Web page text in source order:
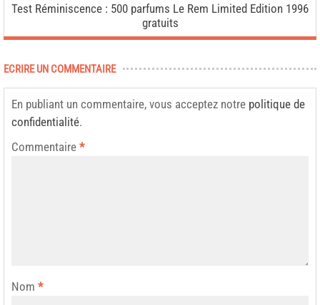
Test Réminiscence : 500 parfums Le Rem Limited Edition 1996
gratuits
ECRIRE UN COMMENTAIRE
En publiant un commentaire, vous acceptez notre politique de
confidentialité.
Commentaire *
Nom *